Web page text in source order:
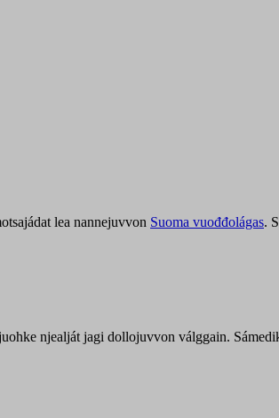
lea nannejuvvon Suoma vuođđolágas.
njealját jagi dollojuvvon válggain.